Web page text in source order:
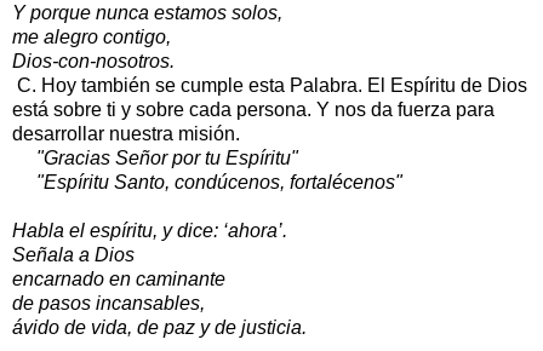
Y porque nunca estamos solos,
me alegro contigo,
Dios-con-nosotros.
C. Hoy también se cumple esta Palabra. El Espíritu de Dios
está sobre ti y sobre cada persona. Y nos da fuerza para
desarrollar nuestra misión.
"Gracias Señor por tu Espíritu"
"Espíritu Santo, condúcenos, fortalécenos"
Habla el espíritu, y dice: ‘ahora’.
Señala a Dios
encarnado en caminante
de pasos incansables,
ávido de vida, de paz y de justicia.